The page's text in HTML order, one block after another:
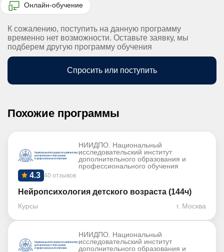
Онлайн-обучение
К сожалению, поступить на данную программу
временно нет возможности. Оставьте заявку, мы
подберем другую программу обучения
Спросить или поступить
Похожие программы
НИИДПО. Национальный
исследовательский институт
дополнительного образования и
профессионального обучения
40 отзывов
4.3
Нейропсихология детского возраста (144ч)
Курсы г. Москва
НИИДПО. Национальный
исследовательский институт
дополнительного образования и